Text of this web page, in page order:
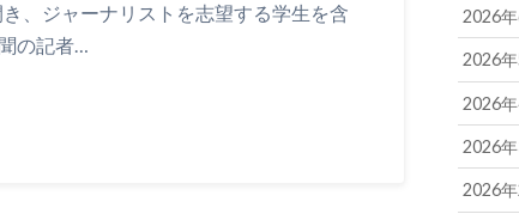
、ジャーナリストを志望する学生を含
の記者…
2026年
2026年
2026年
2026年
2026年